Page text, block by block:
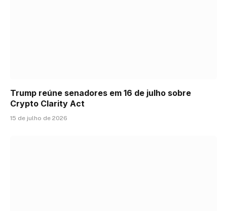
Trump reúne senadores em 16 de julho sobre
Crypto Clarity Act
15 de julho de 2026